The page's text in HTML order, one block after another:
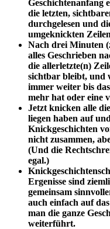
Geschichtenanfang
die letzten,
durchgelesen und
umgeknickten
Nach drei Minuten
alles Geschrieben
die allerletzte(n)
sichtbar bleibt, und
immer weiter bis
mehr hat oder eine
Jetzt knicken alle
liegen haben auf
Knickgeschichten
nicht zusammen,
(Und die
egal.)
Ergenisse sind
gemeinsam
auch einfach auf
man die ganze
weiterführt.